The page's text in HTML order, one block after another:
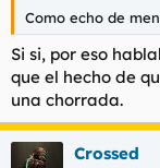
Como echo de
Si si, por eso
que el hecho de
una chorrada.
Crossed